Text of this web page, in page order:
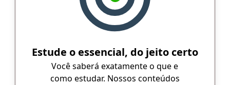
Estude o essencial, do jeito certo
Você saberá exatamente o que e
como estudar. Nossos conteúdos